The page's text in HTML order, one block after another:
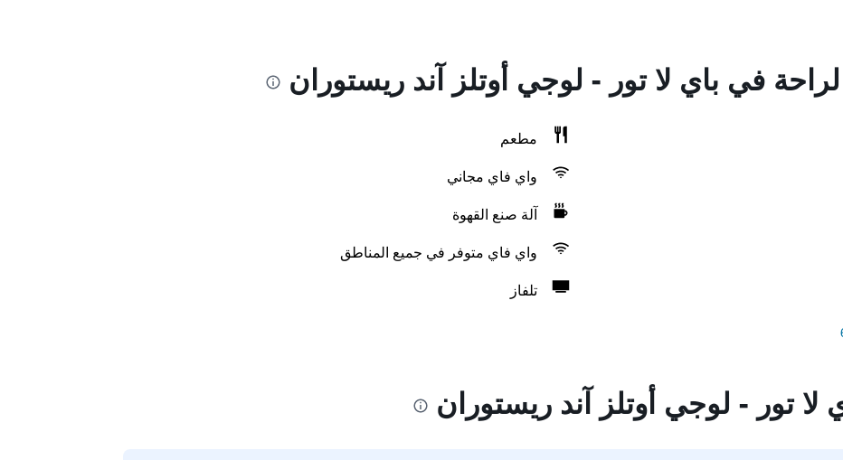
في باي لا تور - لوجي أوتلز آند ريستوران
مطعم
واي فاي مجاني
آلة صنع القهوة
واي فاي متوفر في جميع المناطق
تلفاز
تور - لوجي أوتلز آند ريستوران